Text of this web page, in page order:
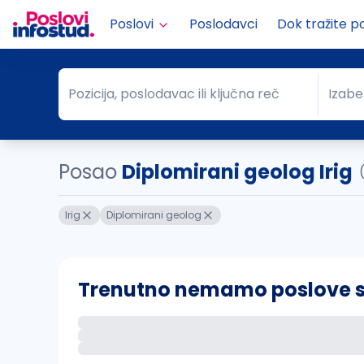
Poslovi Poslodavci Dok tražite
Pozicija, poslodavac ili ključna reč
Pozicija, poslodavac ili ključna reč Grad
Posao Diplomirani geolog Irig
Irig Diplomirani geolog
Trenutno nemamo poslove